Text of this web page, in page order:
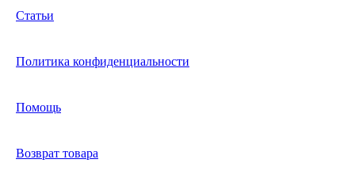
Статьи
Политика конфиденциальности
Помощь
Возврат товара